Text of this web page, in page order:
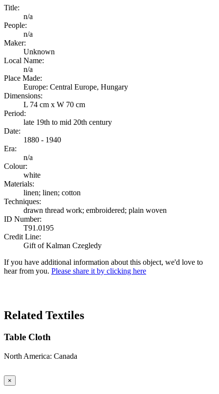
Title:
n/a
People:
n/a
Maker:
Unknown
Local Name:
n/a
Place Made:
Europe: Central Europe, Hungary
Dimensions:
L 74 cm x W 70 cm
Period:
late 19th to mid 20th century
Date:
1880 - 1940
Era:
n/a
Colour:
white
Materials:
linen; linen; cotton
Techniques:
drawn thread work; embroidered; plain woven
ID Number:
T91.0195
Credit Line:
Gift of Kalman Czegledy
If you have additional information about this object, we'd love to
hear from you. Please share it by clicking here
Related Textiles
Table Cloth
North America: Canada
×